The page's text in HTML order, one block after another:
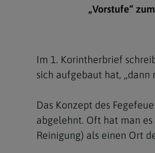
„Vorstufe“
Im 1. Korintherbrief
sich aufgebaut hat, „dann
Das Konzept des
abgelehnt. Oft hat man
Reinigung) als einen Ort